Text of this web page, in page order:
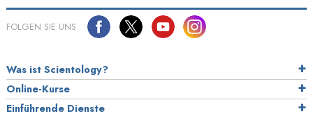
FOLGEN SIE UNS
Was ist Scientology?
Online-Kurse
Einführende Dienste